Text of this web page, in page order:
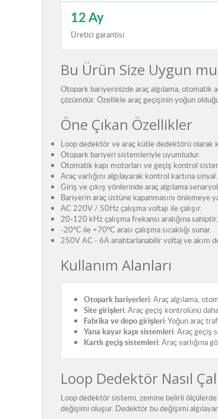
12 Ay
Üretici garantisi
Bu Ürün Size Uygun
Otopark bariyerinizde araç algılama,
çözümdür. Özellikle araç geçişinin yoğun
Öne Çıkan Özellikler
Loop dedektör ve araç kütle dedektörü olarak
Otopark bariyeri sistemleriyle uyumludur.
Otomatik kapı motorları ve geçiş kontrol
Araç varlığını algılayarak kontrol kartına
Giriş ve çıkış yönlerinde araç algılama
Bariyerin araç üstüne kapanmasını önlemeye
AC 220V / 50Hz çalışma voltajı ile çalışır.
20-120 kHz çalışma frekansı aralığına sahiptir.
-20°C ile +70°C arası çalışma sıcaklığı sunar.
250V AC - 6A anahtarlanabilir voltaj ve akım
Kullanım Alanları
Otopark bariyerleri:Araç algılama,
Site girişleri:Araç geçiş kontrolünü
Fabrika ve depo girişleri:Yoğun araç
Yana kayar kapı sistemleri:Araç geçiş
Kartlı geçiş sistemleri:Araç varlığına
Loop Dedektör Nasıl
Loop dedektör sistemi, zemine belirli
değişimi oluşur. Dedektör bu değişimi